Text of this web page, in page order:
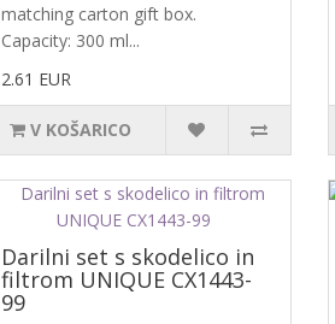
matching carton gift box.
Capacity: 300 ml...
2.61 EUR
V KOŠARICO
Darilni set s skodelico in
filtrom UNIQUE CX1443-
99